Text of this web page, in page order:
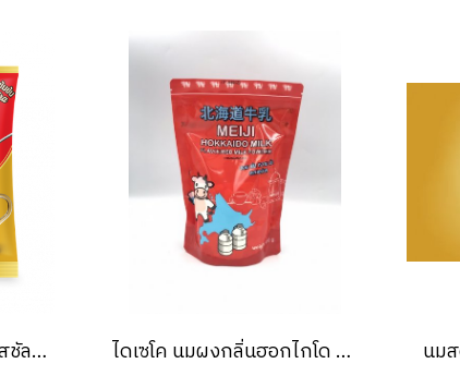
ครีมเทียมข้นหวานโพรเฟสชัลแนล ตรา ฟอลคอน 2กก. Falcon Sweetened Condensed Non-dairy Creamer 2 Kg. (ยกลัง 12 ชิ้น ) ไดเซโค นมผงกลิ่นฮอกไกโด ตรา เมจิ Meiji Hokkaido Milk Favoured Milk Powder 480 g.